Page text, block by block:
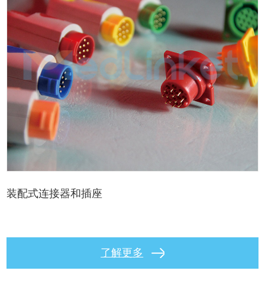
装配式连接器和插座
了解更多